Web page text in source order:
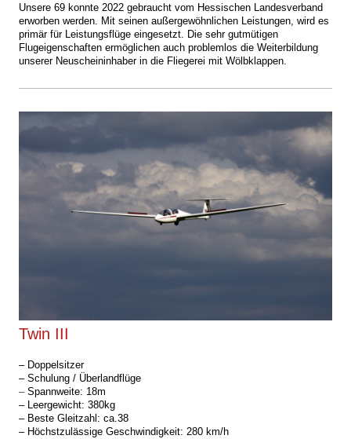
Unsere 69 konnte 2022 gebraucht vom Hessischen Landesverband
erworben werden. Mit seinen außergewöhnlichen Leistungen, wird es
primär für Leistungsflüge eingesetzt. Die sehr gutmütigen
Flugeigenschaften ermöglichen auch problemlos die Weiterbildung
unserer Neuscheininhaber in die Fliegerei mit Wölbklappen.
Twin III
– Doppelsitzer
– Schulung / Überlandflüge
– Spannweite: 18m
– Leergewicht: 380kg
– Beste Gleitzahl: ca.38
– Höchstzulässige Geschwindigkeit: 280 km/h